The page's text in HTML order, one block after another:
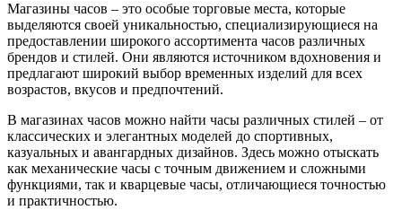
Магазины часов – это особые торговые места, которые
выделяются своей уникальностью, специализирующиеся на
предоставлении широкого ассортимента часов различных
брендов и стилей. Они являются источником вдохновения и
предлагают широкий выбор временных изделий для всех
возрастов, вкусов и предпочтений.
В магазинах часов можно найти часы различных стилей – от
классических и элегантных моделей до спортивных,
казуальных и авангардных дизайнов. Здесь можно отыскать
как механические часы с точным движением и сложными
функциями, так и кварцевые часы, отличающиеся точностью
и практичностью.